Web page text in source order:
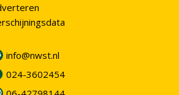
info@nwst.nl
024-3602454